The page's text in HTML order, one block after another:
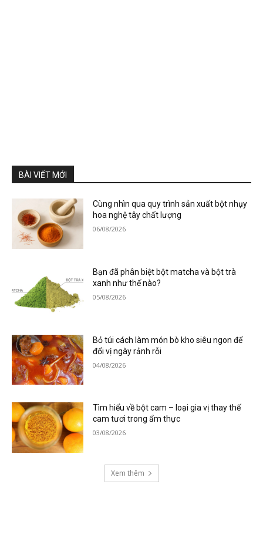
BÀI VIẾT MỚI
Cùng nhìn qua quy trình sản xuất bột nhụy
hoa nghệ tây chất lượng
06/08/2026
Bạn đã phân biệt bột matcha và bột trà
xanh như thế nào?
05/08/2026
Bỏ túi cách làm món bò kho siêu ngon để
đổi vị ngày rảnh rỗi
04/08/2026
Tìm hiểu về bột cam – loại gia vị thay thế
cam tươi trong ẩm thực
03/08/2026
Xem thêm